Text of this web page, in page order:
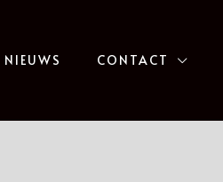
NIEUWS CONTACT